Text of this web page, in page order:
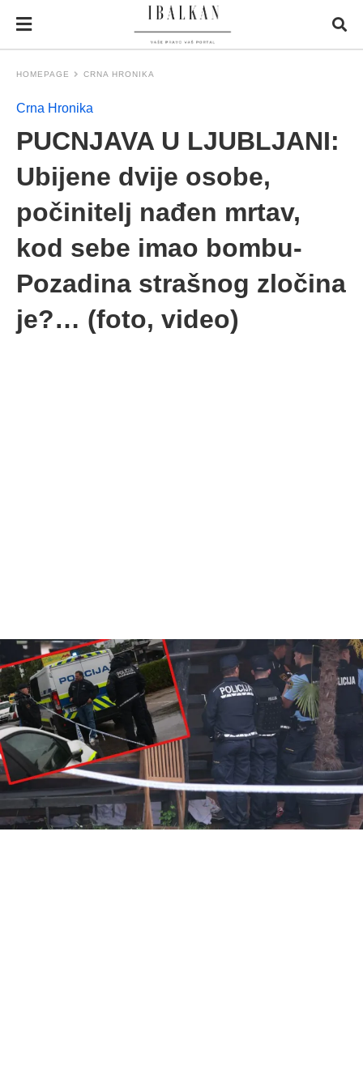
HOMEPAGE CRNA HRONIKA
Crna Hronika
PUCNJAVA U LJUBLJANI:
Ubijene dvije osobe,
počinitelj nađen mrtav,
kod sebe imao bombu-
Pozadina strašnog zločina
je?… (foto, video)